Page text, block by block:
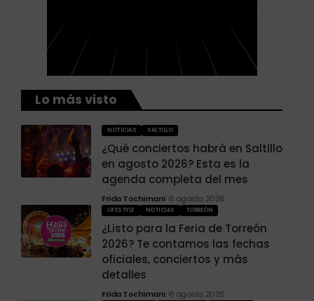
Lo más visto
NOTICIAS SALTILLO
¿Qué conciertos habrá en Saltillo
en agosto 2026? Esta es la
agenda completa del mes
Frida Tochimani 6 agosto, 2026
LIFESTYLE NOTICIAS TORREÓN
¿Listo para la Feria de Torreón
2026? Te contamos las fechas
oficiales, conciertos y más
detalles
Frida Tochimani 6 agosto, 2026